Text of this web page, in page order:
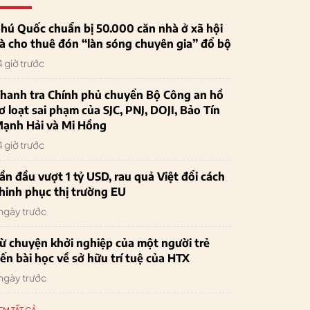
Quốc chuẩn bị 50.000 căn nhà ở xã hội
cho thuê đón “làn sóng chuyên gia” đổ bộ
giờ trước
tra Chính phủ chuyển Bộ Công an hồ
loạt sai phạm của SJC, PNJ, DOJI, Bảo Tín
Hải và Mi Hồng
giờ trước
đầu vượt 1 tỷ USD, rau quả Việt đổi cách
phục thị trường EU
trước
chuyện khởi nghiệp của một người trẻ
bài học về sở hữu trí tuệ của HTX
trước